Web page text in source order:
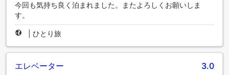
今回も気持ち良く泊まれました。またよろしくお願いしま
す。
ひとり旅
エレベーター 3.0